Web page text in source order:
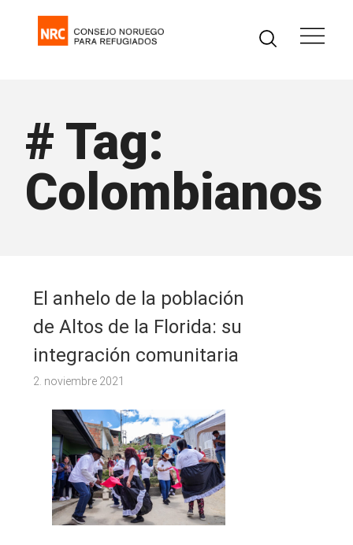
# Tag:
Colombianos
El anhelo de la población
de Altos de la Florida: su
integración comunitaria
2. noviembre 2021